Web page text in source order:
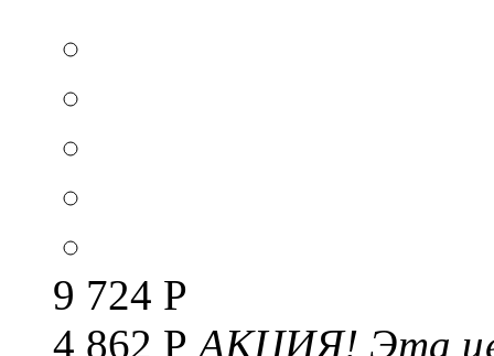
9 724 Р
4 862 Р АКЦИЯ! Эта